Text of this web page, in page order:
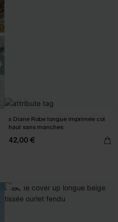
x Diane Robe longue imprimée col
haut sans manches
42,00 €
-10%